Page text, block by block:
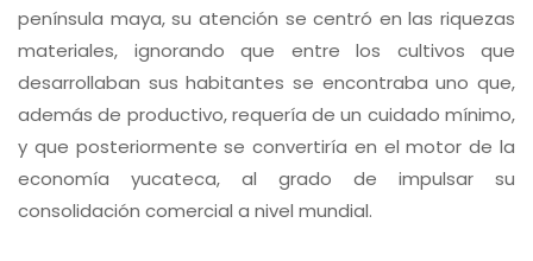
península maya, su atención se centró en las riquezas
materiales, ignorando que entre los cultivos que
desarrollaban sus habitantes se encontraba uno que,
además de productivo, requería de un cuidado mínimo,
y que posteriormente se convertiría en el motor de la
economía yucateca, al grado de impulsar su
consolidación comercial a nivel mundial.